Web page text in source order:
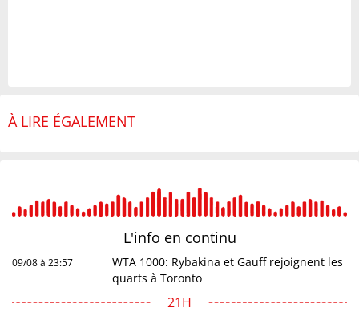
À LIRE ÉGALEMENT
L'info en continu
09/08 à 23:57
WTA 1000: Rybakina et Gauff rejoignent les
quarts à Toronto
21H